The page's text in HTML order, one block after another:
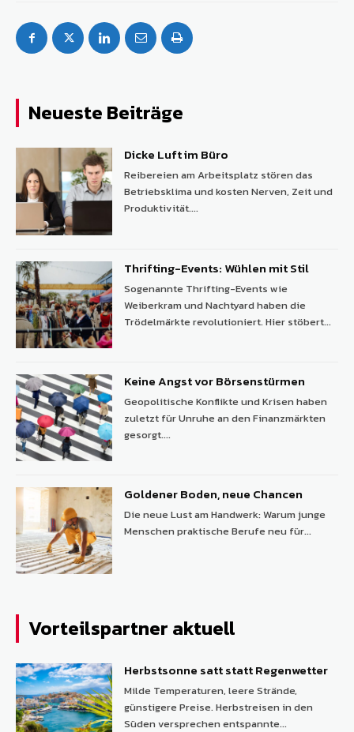
Neueste Beiträge
Dicke Luft im Büro
Reibereien am Arbeitsplatz stören das
Betriebsklima und kosten Nerven, Zeit und
Produktivität....
Thrifting-Events: Wühlen mit Stil
Sogenannte Thrifting-Events wie
Weiberkram und Nachtyard haben die
Trödelmärkte revolutioniert. Hier stöbert...
Keine Angst vor Börsenstürmen
Geopolitische Konflikte und Krisen haben
zuletzt für Unruhe an den Finanzmärkten
gesorgt....
Goldener Boden, neue Chancen
Die neue Lust am Handwerk: Warum junge
Menschen praktische Berufe neu für...
Vorteilspartner aktuell
Herbstsonne satt statt Regenwetter
Milde Temperaturen, leere Strände,
günstigere Preise. Herbstreisen in den
Süden versprechen entspannte...